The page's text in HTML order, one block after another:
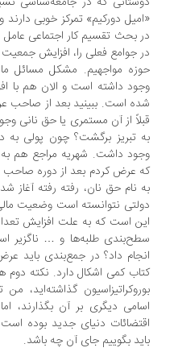
دورکیم» تمرکز خوبی دارند و ما هم
بحث تقسیم کار اجتماعی عامل اصلی
جوامع فعلی را، افزایش جمعیت
مواجهیم. مشکل مسائل مالی
داشته است و الان هم با
است. ببینید بعد از صاحب عروه
از آن مستمری یا حق نانی وجود
تبریز برگشت؟ چون پولی به
داشت. شهریه مراجع هم به شکل
عرض کردم بعد از دوره صاحب عروه
نام حق نان، رفته رفته آغاز شد.
نتوانسته است وضعیت مالی
است که به علت افزایش تعداد
طلبه‌ها و … ناگزیر است.
داد؟ در جمع‌بندی باید عرض کنم
کمی اشکال دارد. نکته دوم هم
گذاشته‌اید، من
دیگری بر آن بگذارند، اما این
دنیای جدید بوده است و اگر
بگوییم جای آن چه باشد.